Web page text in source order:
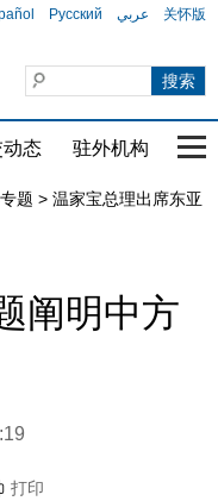
Русский عربي 关怀版
态 驻外机构 国
题 > 温家宝总理出席东亚
阐明中方
打印